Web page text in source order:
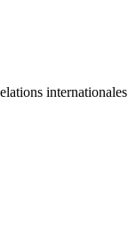
internationales